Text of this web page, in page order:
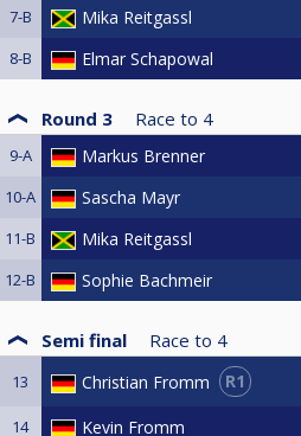
7-B Mika Reitgassl
8-B Elmar Schapowal
Round 3 Race to 4
9-A Markus Brenner
10-A Sascha Mayr
11-B Mika Reitgassl
12-B Sophie Bachmeir
Semi final Race to 4
13 Christian Fromm R1
14 Kevin Fromm